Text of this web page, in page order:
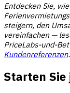
Entdecken Sie,
steigern, den
vereinfachen —
PriceLabs-und-
Kundenreferenzen.
Starten